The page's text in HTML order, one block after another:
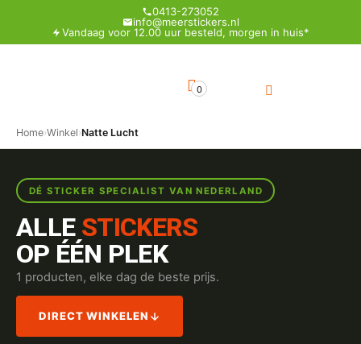
0413-273052
info@meerstickers.nl
Vandaag voor 12.00 uur besteld, morgen in huis*
0
Home›Winkel›Natte Lucht
DÉ STICKER SPECIALIST VAN NEDERLAND
ALLE STICKERS
OP ÉÉN PLEK
1 producten, elke dag de beste prijs.
DIRECT WINKELEN